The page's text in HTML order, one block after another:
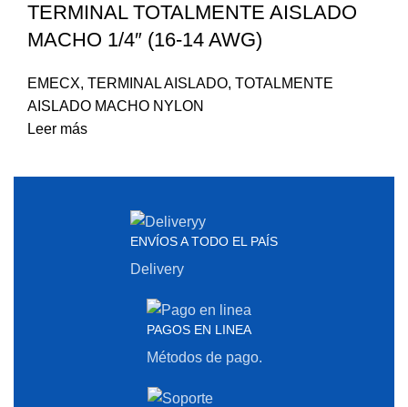
TERMINAL TOTALMENTE AISLADO
MACHO 1/4″ (16-14 AWG)
EMECX, TERMINAL AISLADO, TOTALMENTE
AISLADO MACHO NYLON
Leer más
ENVÍOS A TODO EL PAÍS
Delivery
PAGOS EN LINEA
Métodos de pago.